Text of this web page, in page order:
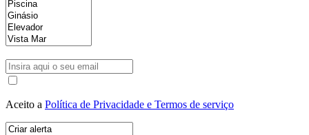
Aceito a Política de Privacidade e Termos de serviço